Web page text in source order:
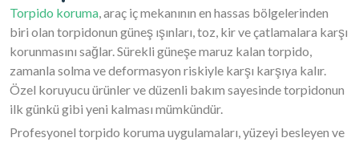
Torpido koruma, araç iç mekanının en hassas bölgelerinden
biri olan torpidonun güneş ışınları, toz, kir ve çatlamalara karşı
korunmasını sağlar. Sürekli güneşe maruz kalan torpido,
zamanla solma ve deformasyon riskiyle karşı karşıya kalır.
Özel koruyucu ürünler ve düzenli bakım sayesinde torpidonun
ilk günkü gibi yeni kalması mümkündür.
Profesyonel torpido koruma uygulamaları, yüzeyi besleyen ve